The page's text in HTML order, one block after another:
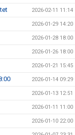
2026-02-11 11:14
2026-01-29 14:20
2026-01-28 18:00
2026-01-26 18:00
2026-01-21 15:45
2026-01-14 09:29
2026-01-13 12:51
2026-01-11 11:00
2026-01-10 22:00